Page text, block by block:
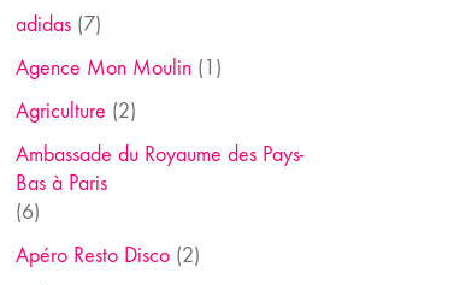
adidas(7)
Agence Mon Moulin(1)
Agriculture (2)
Ambassade du Royaume des Pays-
Bas à Paris
(6)
Apéro Resto Disco(2)